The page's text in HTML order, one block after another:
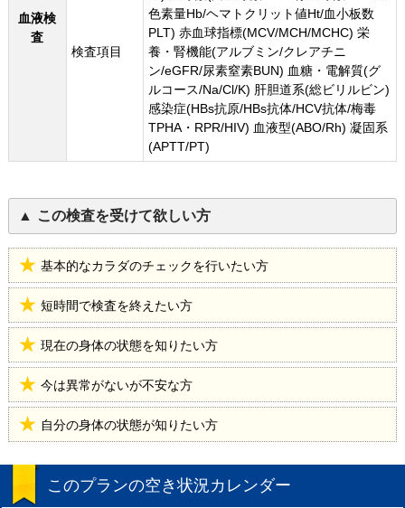
血液検
査
検査項目
色素量Hb/ヘマトクリット値Ht/血小板数
PLT) 赤血球指標(MCV/MCH/MCHC) 栄
養・腎機能(アルブミン/クレアチニ
ン/eGFR/尿素窒素BUN) 血糖・電解質(グ
ルコース/Na/Cl/K) 肝胆道系(総ビリルビン)
感染症(HBs抗原/HBs抗体/HCV抗体/梅毒
TPHA・RPR/HIV) 血液型(ABO/Rh) 凝固系
(APTT/PT)
この検査を受けて欲しい方
基本的なカラダのチェックを行いたい方
短時間で検査を終えたい方
現在の身体の状態を知りたい方
今は異常がないが不安な方
自分の身体の状態が知りたい方
このプランの空き状況カレンダー